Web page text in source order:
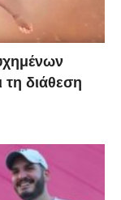
τη διάθεση